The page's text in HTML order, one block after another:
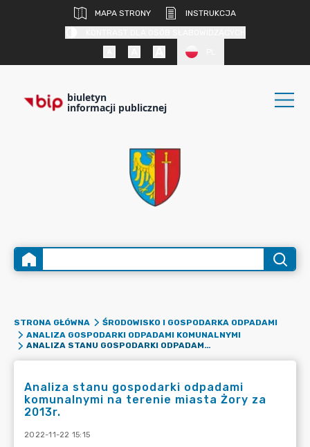
MAPA STRONY
INSTRUKCJA
biuletyn
informacji publicznej
STRONA GŁÓWNA
ŚRODOWISKO I GOSPODARKA ODPADAMI
ANALIZA GOSPODARKI ODPADAMI KOMUNALNYMI
ANALIZA STANU GOSPODARKI ODPADAMI KOMUNALNYMI NA TERENIE MIASTA ŻORY ZA 2013R.
Analiza stanu gospodarki odpadami
komunalnymi na terenie miasta Żory za
2013r.
2022-11-22 15:15